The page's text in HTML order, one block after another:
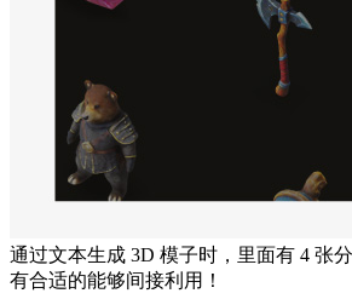
通过文本生成 3D 模子时，里面有 4 张
有合适的能够间接利用！